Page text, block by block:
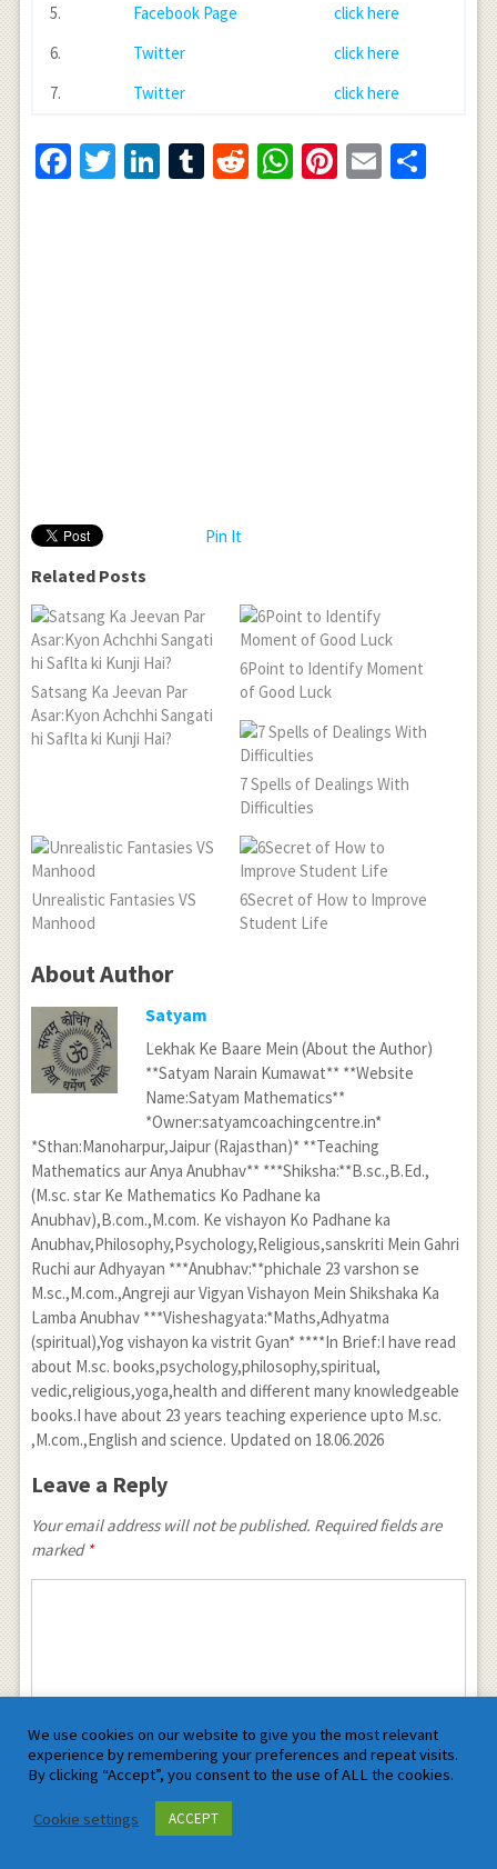
5.
Facebook Page
click here
6.
Twitter
click here
7.
Twitter click here
Facebook
Twitter
LinkedIn
Tumblr
RedditWhatsApp
Pinterest
Email
Pin It
Related Posts
Satsang Ka Jeevan Par
Asar:Kyon Achchhi Sangati
hi Saflta ki Kunji Hai?
6Point to Identify Moment
of Good Luck
7 Spells of Dealings With
Difficulties
Unrealistic Fantasies VS
Manhood
6Secret of How to Improve
Student Life
About Author
Satyam
Lekhak Ke Baare Mein (About the Author)
**Satyam Narain Kumawat** **Website
Name:Satyam Mathematics**
*Owner:satyamcoachingcentre.in*
*Sthan:Manoharpur,Jaipur (Rajasthan)* **Teaching
Mathematics aur Anya Anubhav** ***Shiksha:**B.sc.,B.Ed.,
(M.sc. star Ke Mathematics Ko Padhane ka
Anubhav),B.com.,M.com. Ke vishayon Ko Padhane ka
Anubhav,Philosophy,Psychology,Religious,sanskriti Mein Gahri
Ruchi aur Adhyayan ***Anubhav:**phichale 23 varshon se
M.sc.,M.com.,Angreji aur Vigyan Vishayon Mein Shikshaka Ka
Lamba Anubhav ***Visheshagyata:*Maths,Adhyatma
(spiritual),Yog vishayon ka vistrit Gyan* ****In Brief:I have read
about M.sc. books,psychology,philosophy,spiritual,
vedic,religious,yoga,health and different many knowledgeable
books.I have about 23 years teaching experience upto M.sc.
,M.com.,English and science. Updated on 18.06.2026
Leave a Reply
Your email address will not be published. Required fields are
marked *
We use cookies on our website to give you the most relevant
experience by remembering your preferences and repeat visits.
By clicking “Accept”, you consent to the use of ALL the cookies.
Cookie settings ACCEPT